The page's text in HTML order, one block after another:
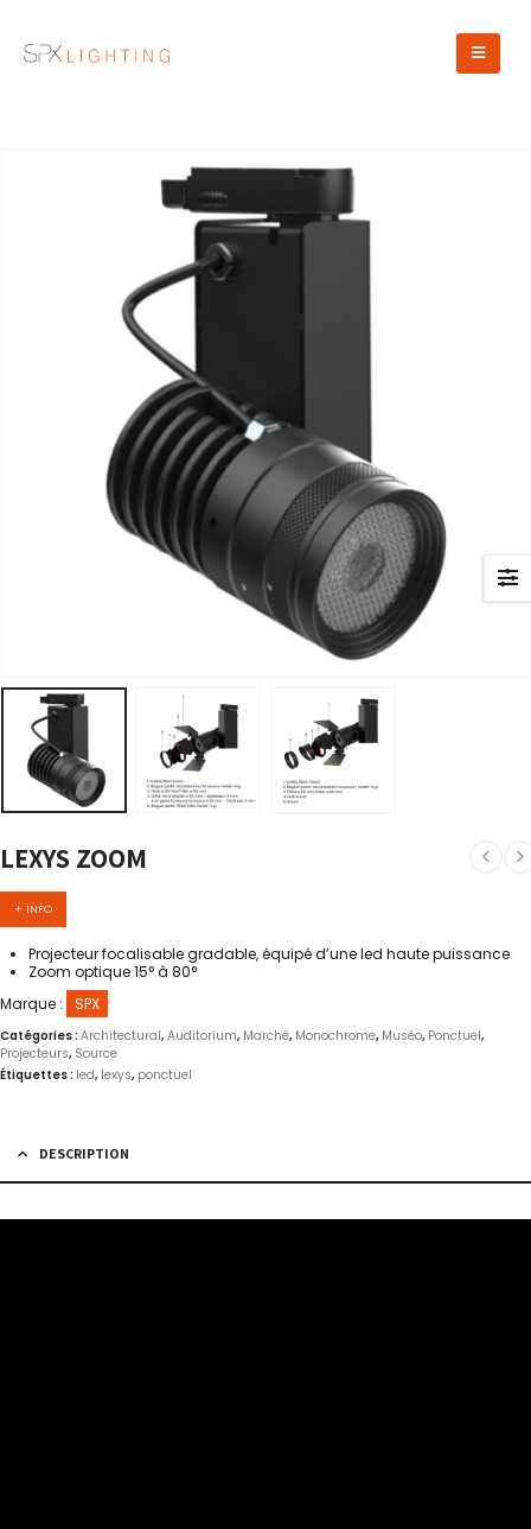
LEXYS ZOOM
+ INFO
Projecteur focalisable gradable, équipé d’une led haute puissance
Zoom optique 15° à 80°
Marque :
SPX
Catégories : Architectural, Auditorium, Marché, Monochrome, Muséo, Ponctuel,
Projecteurs, Source
Étiquettes : led, lexys, ponctuel
DESCRIPTION